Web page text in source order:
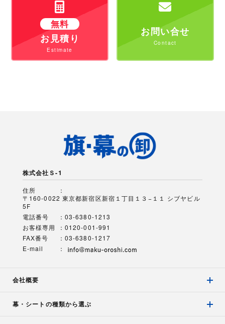
無料
お見積り
お問い合せ
株式会社Ｓ-1
住所
〒160-0022 東京都新宿区新宿１丁目１３−１１ シブヤビル
5F
電話番号
03-6380-1213
お客様専用
0120-001-991
FAX番号
03-6380-1217
E-mail
会社概要
幕・シートの種類から選ぶ